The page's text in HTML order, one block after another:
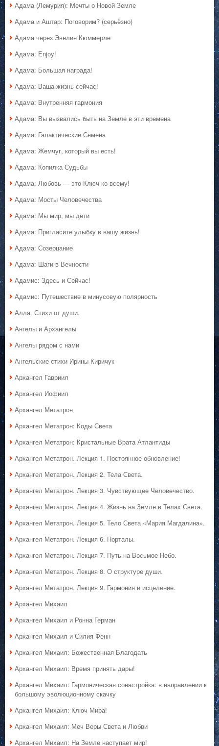
Адама (Лемурия): Мечты о Новой Земле
Адама и Аштар: Поговорим? (серьёзно)
Адама через Эвелин Кюммерле
Адама: Enjoy!
Адама: Большая награда!
Адама: Ваша жизнь сейчас!
Адама: Внутренняя гармония
Адама: Вы вызвались быть на Земле в эти времена
Адама: Галактические Семена
Адама: Жемчуг, который вы есть!
Адама: Копилка Судьбы
Адама: Любовь — это Ключ ко всему!
Адама: Мосты Человечества
Адама: Мы мир, мы дети
Адама: Пригласите улыбку в вашу жизнь!
Адама: Созерцание
Адама: Шаги в Вечности
Адамис: Здесь и Сейчас!
Адамис: Путешествие в минусовую полярность
Алла. Стихи от души.
Ангелы и Архангелы
Ангелы рядом с нами
Ангельские стихи Ирины Киричук
Архангел Гавриил
Архангел Иофиил
Архангел Метатрон
Архангел Метатрон: Коды Света
Архангел Метатрон: Кристальные Врата Атлантиды
Архангел Метатрон. Лекция 1. Постоянное обновление!
Архангел Метатрон. Лекция 2. Тела Света.
Архангел Метатрон. Лекция 3. Чувствующее Человечество.
Архангел Метатрон. Лекция 4. Жизнь на Земле в Телах Света.
Архангел Метатрон. Лекция 5. Тело Света «Мария Магдалина».
Архангел Метатрон. Лекция 6. Порталы.
Архангел Метатрон. Лекция 7. Путь на Восьмое Небо.
Архангел Метатрон. Лекция 8. О структуре души.
Архангел Метатрон. Лекция 9. Гармония и исцеление.
Архангел Михаил
Архангел Михаил и Ронна Герман
Архангел Михаил и Силия Фенн
Архангел Михаил: Божественная Благодать
Архангел Михаил: Время принять дары!
Архангел Михаил: Гармоническая сонастройка: в направлении к
большому эволюционному скачку
Архангел Михаил: Ключ Мира!
Архангел Михаил: Меч Веры Света и Любви
Архангел Михаил: На Земле наступает мир!